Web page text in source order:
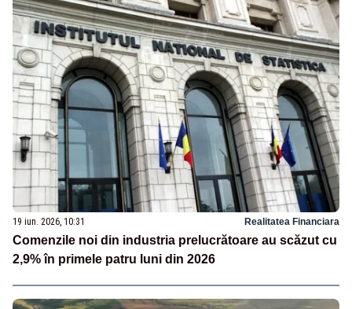
19 iun. 2026, 10:31 Realitatea Financiara
Comenzile noi din industria prelucrătoare au scăzut cu
2,9% în primele patru luni din 2026